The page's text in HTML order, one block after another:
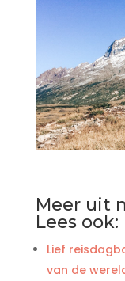
Meer uit
Lees ook:
Lief
van de